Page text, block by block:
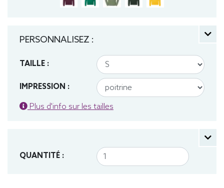
PERSONNALISEZ :
TAILLE :
IMPRESSION :
Plus d'info sur les tailles
QUANTITÉ :